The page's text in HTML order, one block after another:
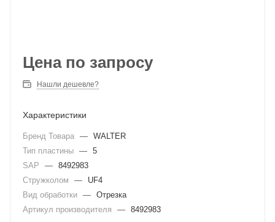
Цена по запросу
Нашли дешевле?
Характеристики
Бренд Товара — WALTER
Тип пластины — 5
SAP
— 8492983
Стружколом
—
UF4
Вид обработки — Отрезка
Артикул производителя
— 8492983